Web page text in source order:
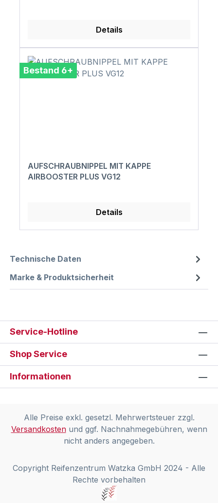
Details
Bestand 6+
AUFSCHRAUBNIPPEL MIT KAPPE
AIRBOOSTER PLUS VG12
Details
Technische Daten
Marke & Produktsicherheit
Service-Hotline
Shop Service
Informationen
Alle Preise exkl. gesetzl. Mehrwertsteuer zzgl.
Versandkostenund ggf. Nachnahmegebühren, wenn
nicht anders angegeben.
Copyright Reifenzentrum Watzka GmbH 2024 - Alle
Rechte vorbehalten